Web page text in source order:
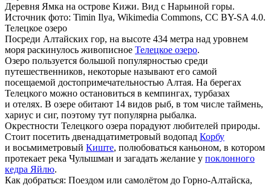
Деревня Ямка на острове Кижи. Вид с Нарьиной горы.
Источник фото: Timin Ilya, Wikimedia Commons, CC BY-SA 4.0.
Телецкое озеро
Посреди Алтайских гор, на высоте 434 метра над уровнем
моря раскинулось живописное Телецкое озеро.
Озеро пользуется большой популярностью среди
путешественников, некоторые называют его самой
посещаемой достопримечательностью Алтая. На берегах
Телецкого можно остановиться в кемпингах, турбазах
и отелях. В озере обитают 14 видов рыб, в том числе таймень,
хариус и сиг, поэтому тут популярна рыбалка.
Окрестности Телецкого озера порадуют любителей природы.
Стоит посетить двенадцатиметровый водопад Корбу
и восьмиметровый Киште, полюбоваться каньоном, в котором
протекает река Чулышман и загадать желание у поклонного
кедра Яйлю.
Как добраться: Поездом или самолётом до Горно-Алтайска,